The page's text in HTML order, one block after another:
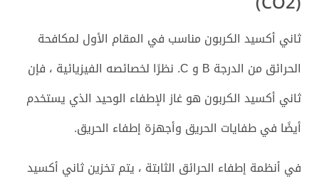
ثاني أكسيد الكربون مناسب في المقام الأول لمكافحة
الحرائق من الدرجة B و C. نظرًا لخصائصه الفيزيائية ، فإن
ثاني أكسيد الكربون هو غاز الإطفاء الوحيد الذي يستخدم
أيضًا في طفايات الحريق وأجهزة إطفاء الحريق.
في أنظمة إطفاء الحرائق الثابتة ، يتم تخزين ثاني أكسيد